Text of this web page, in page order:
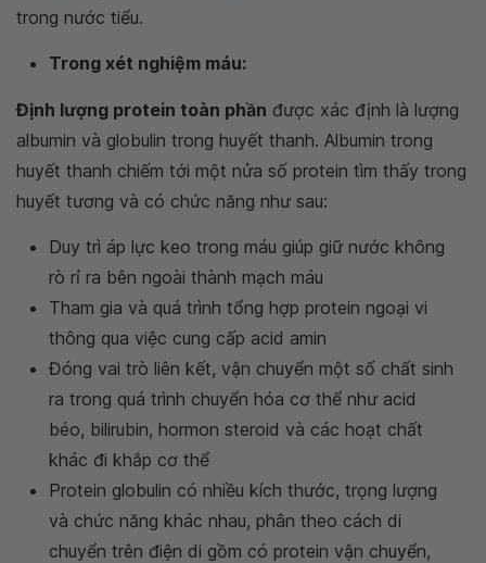
trong nước tiểu.
Trong xét nghiệm máu:
Định lượng protein toàn phần được xác định là lượng
albumin và globulin trong huyết thanh. Albumin trong
huyết thanh chiếm tới một nửa số protein tìm thấy trong
huyết tương và có chức năng như sau:
Duy trì áp lực keo trong máu giúp giữ nước không
rò rỉ ra bên ngoài thành mạch máu
Tham gia và quá trình tổng hợp protein ngoại vi
thông qua việc cung cấp acid amin
Đóng vai trò liên kết, vận chuyển một số chất sinh
ra trong quá trình chuyển hóa cơ thể như acid
béo, bilirubin, hormon steroid và các hoạt chất
khác đi khắp cơ thể
Protein globulin có nhiều kích thước, trọng lượng
và chức năng khác nhau, phân theo cách di
chuyển trên điện di gồm có protein vận chuyển,